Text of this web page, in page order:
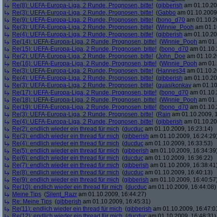
Re(8): UEFA-Europa-Liga, 2 Runde, Prognosen, bitte! (gibberish am
Re(3): UEFA-Europa-Liga, 2 Runde, Prognosen, bitte! (Gabbo am
Re(9): UEFA-Europa-Liga, 2 Runde, Prognosen, bitte! (bono_d70 am
Re(3): UEFA-Europa-Liga, 2 Runde, Prognosen, bitte! (Winnie_Pooh am
Re(4): UEFA-Europa-Liga, 2 Runde, Prognosen, bitte! (gibberish am
Re(14): UEFA-Europa-Liga, 2 Runde, Prognosen, bitte! (Winnie_Pooh am
Re(15): UEFA-Europa-Liga, 2 Runde, Prognosen, bitte! (bono_d70 am
Re(2): UEFA-Europa-Liga, 2 Runde, Prognosen, bitte! (John_Doe am
Re(16): UEFA-Europa-Liga, 2 Runde, Prognosen, bitte! (Winnie_Pooh am
Re(3): UEFA-Europa-Liga, 2 Runde, Prognosen, bitte! (Hannes34 am
Re(4): UEFA-Europa-Liga, 2 Runde, Prognosen, bitte! (gibberish am
Re(3): UEFA-Europa-Liga, 2 Runde, Prognosen, bitte! (quasikonkav am
Re(17): UEFA-Europa-Liga, 2 Runde, Prognosen, bitte! (bono_d70 am
Re(18): UEFA-Europa-Liga, 2 Runde, Prognosen, bitte! (Winnie_Pooh am
Re(19): UEFA-Europa-Liga, 2 Runde, Prognosen, bitte! (bono_d70 am
Re(3): UEFA-Europa-Liga, 2 Runde, Prognosen, bitte! (Rain am 01.10.2009,
Re(4): UEFA-Europa-Liga, 2 Runde, Prognosen, bitte! (gibberish am
Re(2): endlich wieder ein thread für mich (ducduc am 01.10.2009, 16:23:14)
Re(3): endlich wieder ein thread für mich (gibberish am 01.10.2009,
Re(4): endlich wieder ein thread für mich (ducduc am 01.10.2009, 16:33:53)
Re(5): endlich wieder ein thread für mich (gibberish am 01.10.2009,
Re(6): endlich wieder ein thread für mich (ducduc am 01.10.2009, 16:36:22)
Re(7): endlich wieder ein thread für mich (gibberish am 01.10.2009,
Re(8): endlich wieder ein thread für mich (ducduc am 01.10.2009, 16:40:13)
Re(9): endlich wieder ein thread für mich (gibberish am 01.10.2009,
Re(10): endlich wieder ein thread für mich (ducduc am 01.10.2009, 16:44:08)
Meine Tips (Silent_Razr am 01.10.2009, 16:44:27)
Re: Meine Tips (gibberish am 01.10.2009, 16:45:31)
Re(11): endlich wieder ein thread für mich (gibberish am 01.10.2009,